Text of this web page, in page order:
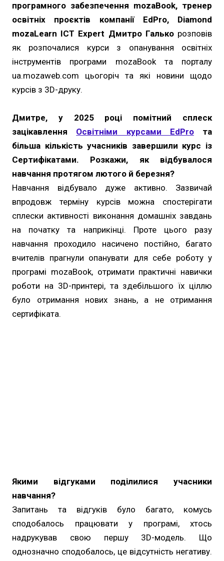
програмного забезпечення mozaBook, тренер
освітніх проєктів компанії EdPro, Diamond
mozaLearn ICT Expert Дмитро Галько розповів
як розпочалися курси з опанування освітніх
інструментів програми mozaBook та порталу
ua.mozaweb.com цьогоріч та які новини щодо
курсів з 3D-друку.
Дмитре, у 2025 році помітний сплеск
зацікавлення Освітніми курсами EdProта
більша кількість учасників завершили курс із
Сертифікатами. Розкажи, як відбувалося
навчання протягом лютого й березня?
Навчання відбувало дуже активно. Зазвичай
впродовж терміну курсів можна спостерігати
сплески активності виконання домашніх завдань
на початку та наприкінці. Проте цього разу
навчання проходило насичено постійно, багато
вчителів прагнули опанувати для себе роботу у
програмі mozaBook, отримати практичні навички
роботи на 3D-принтері, та здебільшого їх ціллю
було отримання нових знань, а не отримання
сертифіката.
Якими відгуками поділилися учасники
навчання?
Запитань та відгуків було багато, комусь
сподобалось працювати у програмі, хтось
надрукував свою першу 3D-модель. Що
однозначно сподобалось, це відсутність негативу.